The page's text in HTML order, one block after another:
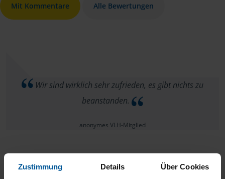
Zustimmung Details Über Cookies
Mit Kommentare Alle Bewertungen
Wir sind wirklich sehr zufrieden, es gibt nichts zu
beanstanden.
anonymes VLH-Mitglied